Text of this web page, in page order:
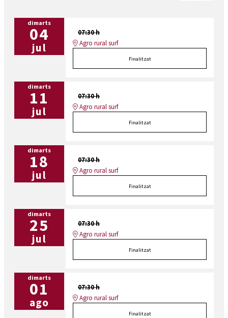
dimarts
04
jul
07:30 h
Agro rural surf
Finalitzat
dimarts
11
jul
07:30 h
Agro rural surf
Finalitzat
dimarts
18
jul
07:30 h
Agro rural surf
Finalitzat
dimarts
25
jul
07:30 h
Agro rural surf
Finalitzat
dimarts
01
ago
07:30 h
Agro rural surf
Finalitzat